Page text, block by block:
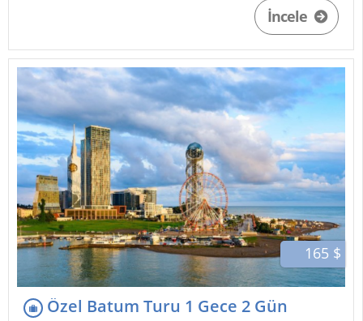
İncele
165 $
Özel Batum Turu 1 Gece 2 Gün